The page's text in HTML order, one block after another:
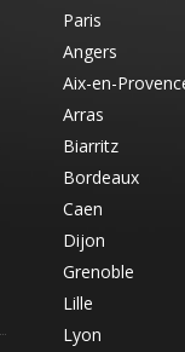
Paris
Angers
Aix-en-
Arras
Biarritz
Bordeaux
Caen
Dijon
Grenoble
Lille
Lyon